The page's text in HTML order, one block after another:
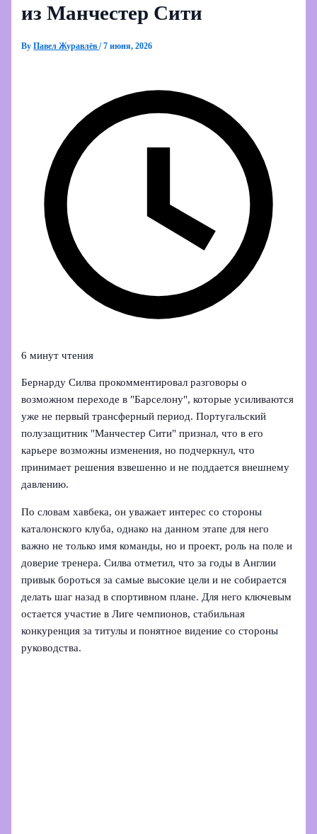
из Манчестер Сити
ByПавел Журавлёв/7 июня, 2026
6 минут чтения
Бернарду Силва прокомментировал разговоры о
возможном переходе в "Барселону", которые усиливаются
уже не первый трансферный период. Португальский
полузащитник "Манчестер Сити" признал, что в его
карьере возможны изменения, но подчеркнул, что
принимает решения взвешенно и не поддается внешнему
давлению.
По словам хавбека, он уважает интерес со стороны
каталонского клуба, однако на данном этапе для него
важно не только имя команды, но и проект, роль на поле и
доверие тренера. Силва отметил, что за годы в Англии
привык бороться за самые высокие цели и не собирается
делать шаг назад в спортивном плане. Для него ключевым
остается участие в Лиге чемпионов, стабильная
конкуренция за титулы и понятное видение со стороны
руководства.